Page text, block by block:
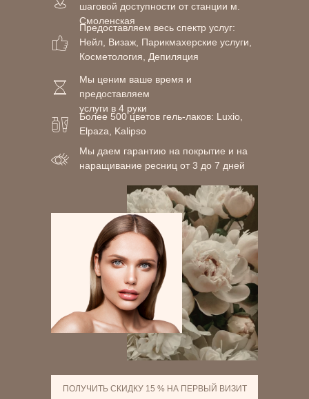
шаговой доступности от станции м.
Смоленская
Более 500 цветов гель-лаков: Luxio,
Elpaza, Kalipso
Предоставляем весь спектр услуг:
Нейл, Визаж, Парикмахерские услуги,
Косметология, Депиляция
Мы даем гарантию на покрытие и на
наращивание ресниц от 3 до 7 дней
Мы ценим ваше время и
предоставляем
услуги в 4 руки
ПОЛУЧИТЬ СКИДКУ 15 % НА ПЕРВЫЙ ВИЗИТ